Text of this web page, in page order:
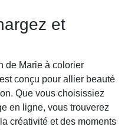
et
de Marie à colorier
conçu pour allier beauté
Que vous choisissiez
en ligne, vous trouverez
créativité et des moments